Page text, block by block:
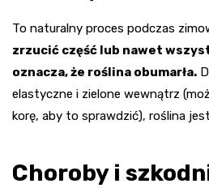
To naturalny proces podczas
zrzucić część lub nawet
oznacza, że roślina obumarła.
elastyczne i zielone wewnątrz
korę, aby to sprawdzić), roślina
Choroby i